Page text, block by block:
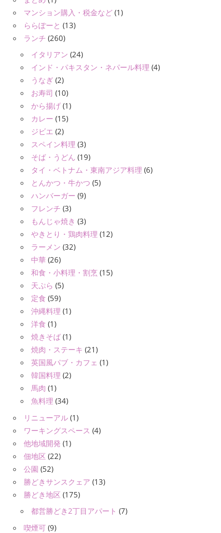
マンション購入・税金など (1)
ららぽーと (13)
ランチ (260)
イタリアン (24)
インド・パキスタン・ネパール料理 (4)
うなぎ (2)
お寿司 (10)
から揚げ (1)
カレー (15)
ジビエ (2)
スペイン料理 (3)
そば・うどん (19)
タイ・ベトナム・東南アジア料理 (6)
とんかつ・牛かつ (5)
ハンバーガー (9)
フレンチ (3)
もんじゃ焼き (3)
やきとり・鶏肉料理 (12)
ラーメン (32)
中華 (26)
和食・小料理・割烹 (15)
天ぷら (5)
定食 (59)
沖縄料理 (1)
洋食 (1)
焼きそば (1)
焼肉・ステーキ (21)
英国風パブ・カフェ (1)
韓国料理 (2)
馬肉 (1)
魚料理 (34)
リニューアル (1)
ワーキングスペース (4)
他地域開発 (1)
佃地区 (22)
公園 (52)
勝どきサンスクェア (13)
勝どき地区 (175)
都営勝どき2丁目アパート (7)
喫煙可 (9)